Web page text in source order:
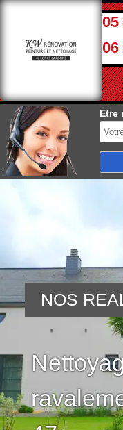
05
06
Etre
NOS